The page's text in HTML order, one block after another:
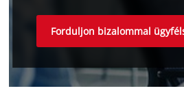
Forduljon bizalommal